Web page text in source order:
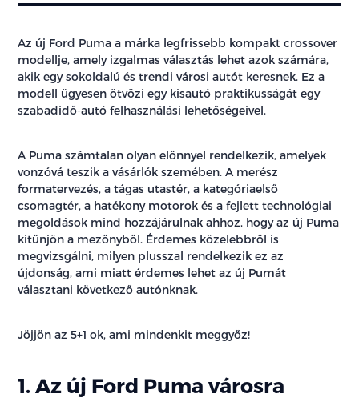
Az új Ford Puma a márka legfrissebb kompakt crossover
modellje, amely izgalmas választás lehet azok számára,
akik egy sokoldalú és trendi városi autót keresnek. Ez a
modell ügyesen ötvözi egy kisautó praktikusságát egy
szabadidő-autó felhasználási lehetőségeivel.
A Puma számtalan olyan előnnyel rendelkezik, amelyek
vonzóvá teszik a vásárlók szemében. A merész
formatervezés, a tágas utastér, a kategóriaelső
csomagtér, a hatékony motorok és a fejlett technológiai
megoldások mind hozzájárulnak ahhoz, hogy az új Puma
kitűnjön a mezőnyből. Érdemes közelebbről is
megvizsgálni, milyen plusszal rendelkezik ez az
újdonság, ami miatt érdemes lehet az új Pumát
választani következő autónknak.
Jöjjön az 5+1 ok, ami mindenkit meggyőz!
1. Az új Ford Puma városra